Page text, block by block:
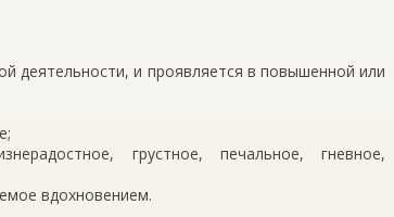
деятельности, и проявляется в повышенной или
грустное, печальное, гневное,
вдохновением.